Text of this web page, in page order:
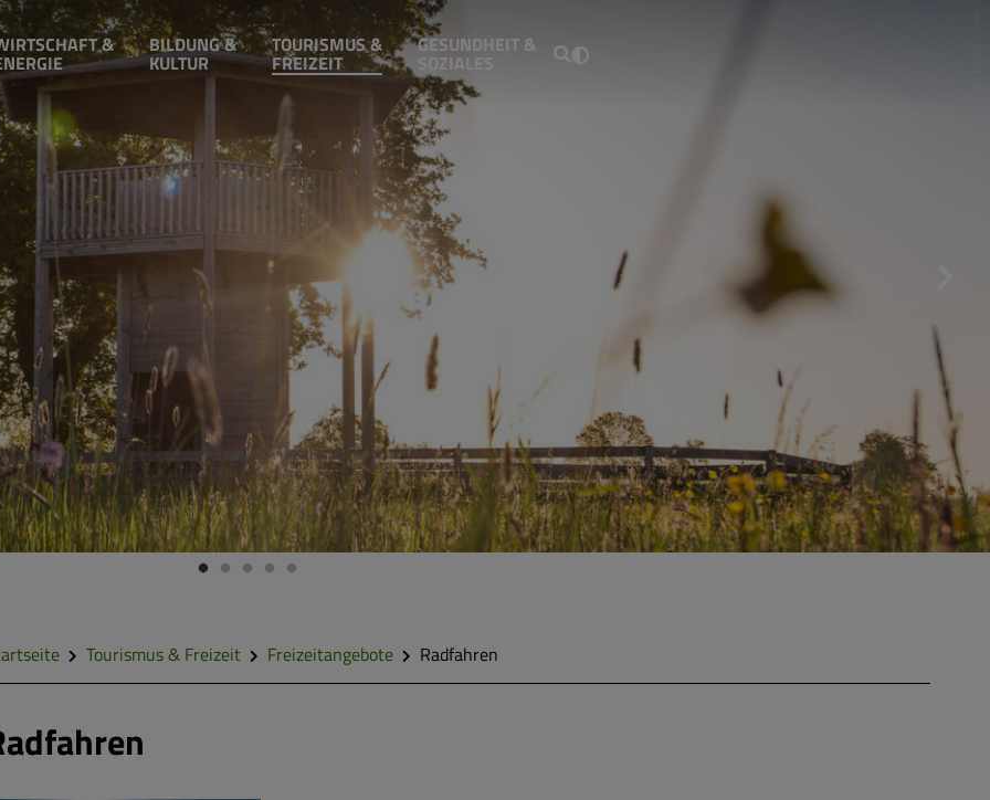
& BILDUNG &
KULTUR
TOURISMUS &
FREIZEIT
GESUNDHEIT &
SOZIALES
Tourismus & Freizeit Freizeitangebote Radfahren